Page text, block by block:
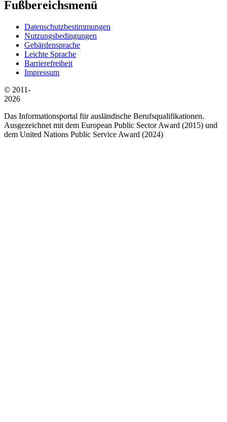
Fußbereichsmenü
Datenschutzbestimmungen
Nutzungsbedingungen
Gebärdensprache
Leichte Sprache
Barrierefreiheit
Impressum
© 2011-
2026
Das Informationsportal für ausländische Berufsqualifikationen.
Ausgezeichnet mit dem European Public Sector Award (2015) und
dem United Nations Public Service Award (2024)